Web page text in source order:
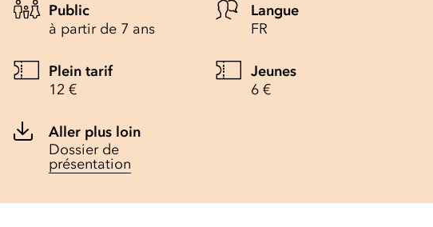
Public
à partir de 7 ans
Langue
FR
Plein tarif
12 €
Jeunes
6 €
Aller plus loin
Dossier de
présentation